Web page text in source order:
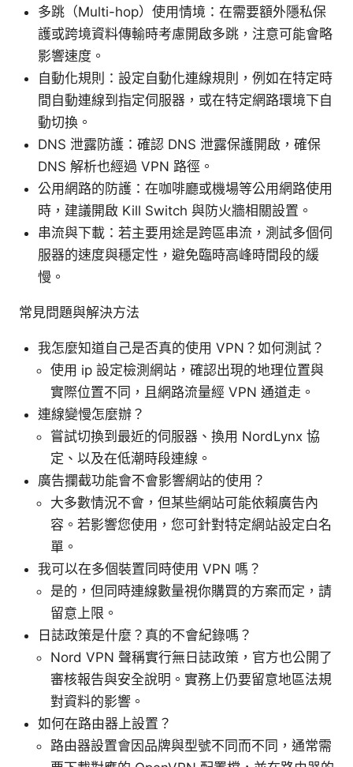
多跳（Multi-hop）使用情境：在需要額外隱私保
護或跨境資料傳輸時考慮開啟多跳，注意可能會略
影響速度。
自動化規則：設定自動化連線規則，例如在特定時
間自動連線到指定伺服器，或在特定網路環境下自
動切換。
DNS 泄露防護：確認 DNS 泄露保護開啟，確保
DNS 解析也經過 VPN 路徑。
公用網路的防護：在咖啡廳或機場等公用網路使用
時，建議開啟 Kill Switch 與防火牆相關設置。
串流與下載：若主要用途是跨區串流，測試多個伺
服器的速度與穩定性，避免臨時高峰時間段的緩
慢。
常見問題與解決方法
我怎麼知道自己是否真的使用 VPN？如何測試？
使用 ip 設定檢測網站，確認出現的地理位置與
實際位置不同，且網路流量經 VPN 通道走。
連線變慢怎麼辦？
嘗試切換到最近的伺服器、換用 NordLynx 協
定、以及在低潮時段連線。
廣告攔截功能會不會影響網站的使用？
大多數情況不會，但某些網站可能依賴廣告內
容。若影響您使用，您可針對特定網站設定白名
單。
我可以在多個裝置同時使用 VPN 嗎？
是的，但同時連線數量視你購買的方案而定，請
留意上限。
日誌政策是什麼？真的不會紀錄嗎？
Nord VPN 聲稱實行無日誌政策，官方也公開了
審核報告與安全說明。實務上仍要留意地區法規
對資料的影響。
如何在路由器上設置？
路由器設置會因品牌與型號不同而不同，通常需